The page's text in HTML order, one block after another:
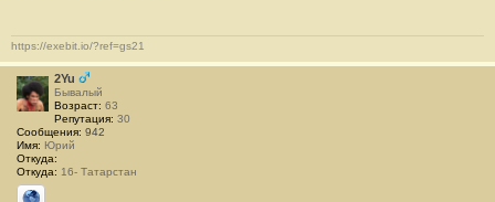
https://exebit.io/?ref=gs21
2Yu
Бывалый
Возраст: 63
Репутация: 30
Сообщения: 942
Имя: Юрий
Откуда:
Откуда: 16- Татарстан